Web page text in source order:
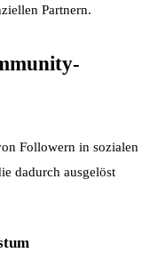
Partnern.
Followern in sozialen
dadurch ausgelöst